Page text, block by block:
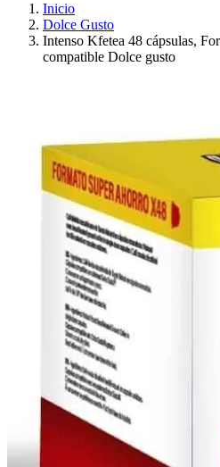
Inicio
Dolce Gusto
Intenso Kfetea 48 cápsulas,
compatible Dolce gusto